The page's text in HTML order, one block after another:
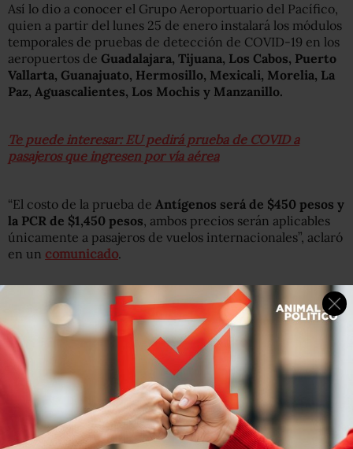
Así lo dio a conocer el Grupo Aeroportuario del Pacífico,
quien a partir del lunes 25 de enero instalará los módulos
temporales de pruebas de detección de COVID-19 en los
aeropuertos de Guadalajara, Tijuana, Los Cabos, Puerto
Vallarta, Guanajuato, Hermosillo, Mexicali, Morelia, La
Paz, Aguascalientes, Los Mochis y Manzanillo.
Te puede interesar: EU pedirá prueba de COVID a
pasajeros que ingresen por vía aérea
“El costo de la prueba de Antígenos será de $450 pesos y
la PCR de $1,450 pesos, ambos precios serán aplicables
únicamente a pasajeros de vuelos internacionales”, aclaró
en un comunicado.
Si el pasajero desea hacerse la prueba en alguno de estos
aeropuertos, deberá llegar al menos una hora antes al
tiempo recomendado por la aerolínea.